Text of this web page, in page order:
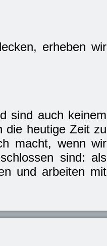
erheben wir
sind auch keinem
die heutige Zeit zu
macht, wenn wir
sind: als
und arbeiten mit